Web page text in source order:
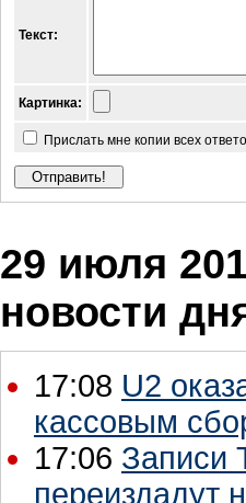
Текст:
Картинка:
Прислать мне копии всех
29 июля
новости
17:08 U2
кассовым
17:06 Записи
переиздадут